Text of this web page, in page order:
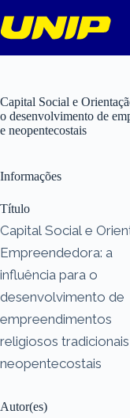
para
o
Capital Social e
o desenvolvimento de
e neopentecostais
Informações
Título
Capital Social e
Empreendedora: a
influência para o
desenvolvimento de
empreendimentos
religiosos
neopentecostais
Autor(es)